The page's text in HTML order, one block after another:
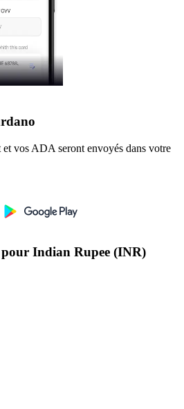
et vos ADA seront envoyés dans votre
Indian Rupee (INR)